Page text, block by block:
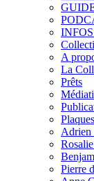
A
La
Prêts
Adrien
Pierre